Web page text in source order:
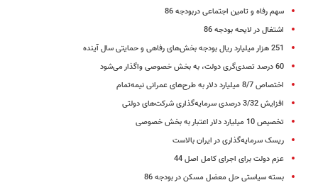
سهم رفاه و تامین اجتماعی دربودجه 86
اشتغال در لایحه بودجه 86
251 هزار میلیارد ریال بودجه بخش‌های رفاهی و حمایتی سال آینده
60 درصد تصدی‌گری دولت، به بخش خصوصی واگذار می‌شود
اختصاص 8/7 میلیارد دلار به طرح‌های عمرانی نیمه‌تمام
افزایش 3/32 درصدی سرمایه‌گذاری شرکت‌های دولتی
تخصیص 10 میلیارد دلار اعتبار به بخش خصوصی
ریسک سرمایه‌گذاری در ایران بالاست
عزم دولت برای اجرای کامل اصل 44
بسته سیاستی حل معضل مسکن در بودجه 86